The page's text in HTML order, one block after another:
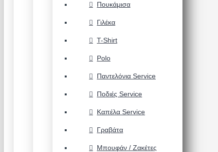
Πουκάμισα
Γιλέκα
T-Shirt
Polo
Παντελόνια Service
Ποδιές Service
Καπέλα Service
Γραβάτα
Μπουφάν / Ζακέτες